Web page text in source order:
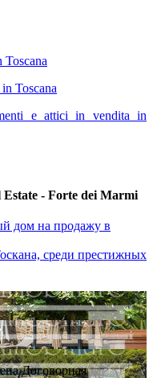
Toscana
e attici in vendita in
- Forte dei Marmi
дом на продажу в
среди престижных
Договорная